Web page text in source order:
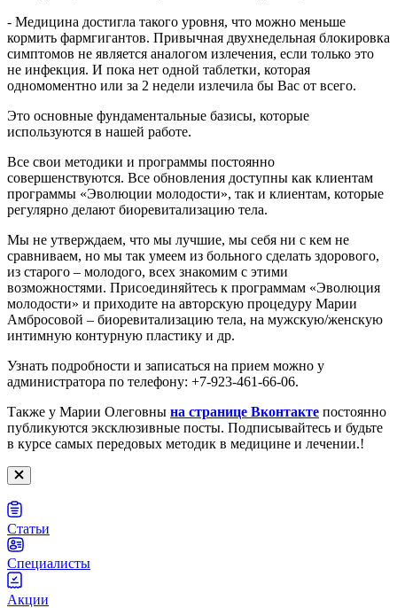
- Медицина достигла такого уровня, что можно меньше
кормить фармгигантов. Привычная двухнедельная блокировка
симптомов не является аналогом излечения, если только это
не инфекция. И пока нет одной таблетки, которая
одномоментно или за 2 недели излечила бы Вас от всего.
Это основные фундаментальные базисы, которые
используются в нашей работе.
Все свои методики и программы постоянно
совершенствуются. Все обновления доступны как клиентам
программы «Эволюции молодости», так и клиентам, которые
регулярно делают биоревитализацию тела.
Мы не утверждаем, что мы лучшие, мы себя ни с кем не
сравниваем, но мы так умеем из больного сделать здорового,
из старого – молодого, всех знакомим с этими
возможностями. Присоединяйтесь к программам «Эволюция
молодости» и приходите на авторскую процедуру Марии
Амбросовой – биоревитализацию тела, на мужскую/женскую
интимную контурную пластику и др.
Узнать подробности и записаться на прием можно у
администратора по телефону: +7-923-461-66-06.
Также у Марии Олеговны на странице Вконтакте постоянно
публикуются эксклюзивные посты. Подписывайтесь и будьте
в курсе самых передовых методик в медицине и лечении.!
Статьи
Специалисты
Акции